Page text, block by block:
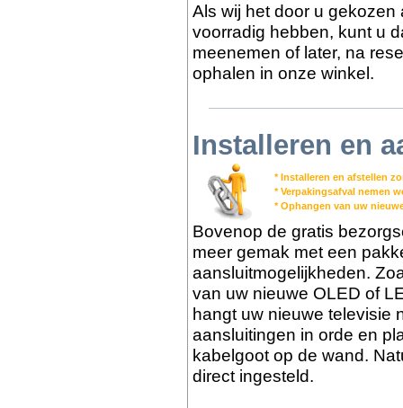
Als wij het door u gekozen
voorradig hebben, kunt u
meenemen of later, na
ophalen in onze winkel.
Installeren en
* Installeren en afstellen
* Verpakingsafval nemen
* Ophangen van uw
Bovenop de gratis
meer gemak met een
aansluitmogelijkheden.
van uw nieuwe OLED of
hangt uw nieuwe televisie
aansluitingen in orde en
kabelgoot op de wand.
direct ingesteld.